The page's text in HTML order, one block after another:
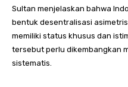
Sultan menjelaskan bahwa
bentuk desentralisasi
memiliki status khusus dan
tersebut perlu dikembangkan
sistematis.